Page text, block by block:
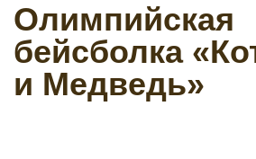
Олимпийская
бейсболка
и Медведь»